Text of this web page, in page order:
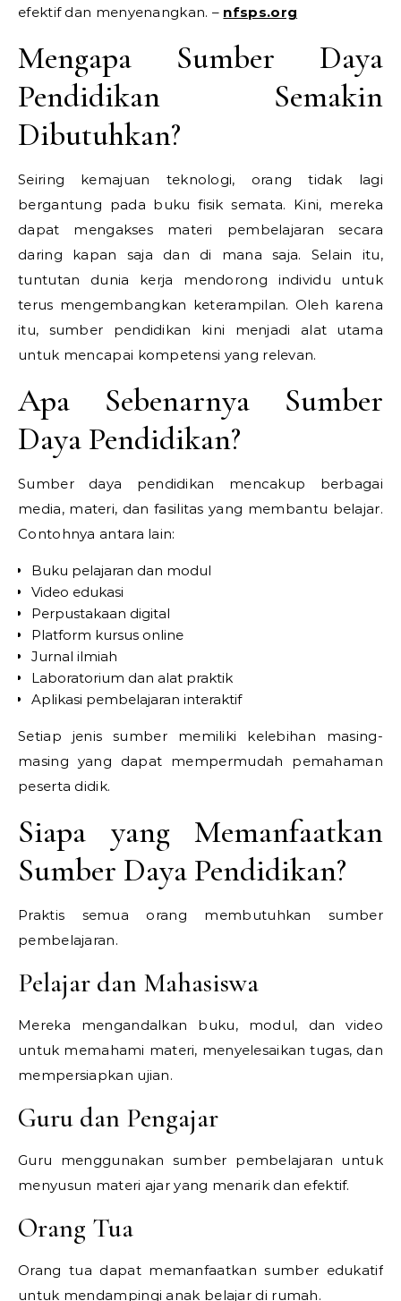
efektif dan menyenangkan. – nfsps.org
Mengapa Sumber Daya
Pendidikan Semakin
Dibutuhkan?
Seiring kemajuan teknologi, orang tidak lagi
bergantung pada buku fisik semata. Kini, mereka
dapat mengakses materi pembelajaran secara
daring kapan saja dan di mana saja. Selain itu,
tuntutan dunia kerja mendorong individu untuk
terus mengembangkan keterampilan. Oleh karena
itu, sumber pendidikan kini menjadi alat utama
untuk mencapai kompetensi yang relevan.
Apa Sebenarnya Sumber
Daya Pendidikan?
Sumber daya pendidikan mencakup berbagai
media, materi, dan fasilitas yang membantu belajar.
Contohnya antara lain:
Buku pelajaran dan modul
Video edukasi
Perpustakaan digital
Platform kursus online
Jurnal ilmiah
Laboratorium dan alat praktik
Aplikasi pembelajaran interaktif
Setiap jenis sumber memiliki kelebihan masing-
masing yang dapat mempermudah pemahaman
peserta didik.
Siapa yang Memanfaatkan
Sumber Daya Pendidikan?
Praktis semua orang membutuhkan sumber
pembelajaran.
Pelajar dan Mahasiswa
Mereka mengandalkan buku, modul, dan video
untuk memahami materi, menyelesaikan tugas, dan
mempersiapkan ujian.
Guru dan Pengajar
Guru menggunakan sumber pembelajaran untuk
menyusun materi ajar yang menarik dan efektif.
Orang Tua
Orang tua dapat memanfaatkan sumber edukatif
untuk mendampingi anak belajar di rumah.